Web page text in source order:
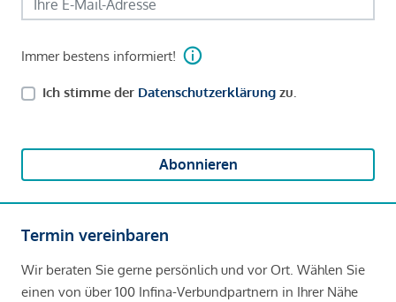
Immer bestens informiert!
Ich stimme der Datenschutzerklärung zu.
Abonnieren
Termin vereinbaren
Wir beraten Sie gerne persönlich und vor Ort. Wählen Sie
einen von über 100 Infina-Verbundpartnern in Ihrer Nähe